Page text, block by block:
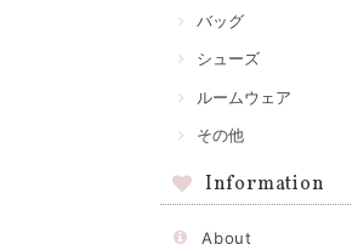
バッグ
シューズ
ルームウェア
その他
Information
About